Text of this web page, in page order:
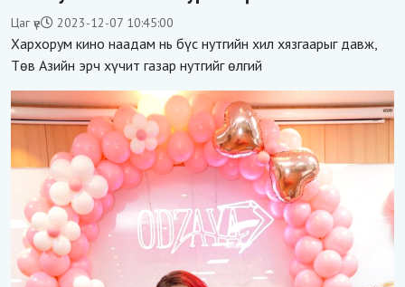
толилуулна
Цаг үе 2023-12-07 10:45:00
Хархорум кино наадам нь бүс нутгийн хил хязгаарыг давж,
Төв Азийн эрч хүчит газар нутгийг өлгий